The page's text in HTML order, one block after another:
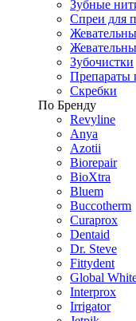
Зубные
Спреи для
Зубочистки
Препараты
Скребки
По Бренду
Revyline
Anya
Azotii
Biorepair
BioXtra
Bluem
Buccotherm
Curaprox
Dentaid
Dr. Steve
Fittydent
Global
Interprox
Irrigator